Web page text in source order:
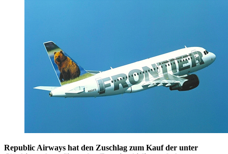
Republic Airways hat den Zuschlag zum Kauf der unter